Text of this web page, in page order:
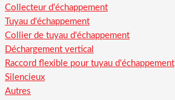
Collecteur d'échappement
Tuyau d'échappement
Collier de tuyau d'échappement
Déchargement vertical
Raccord flexible pour tuyau d'échappement
Silencieux
Autres